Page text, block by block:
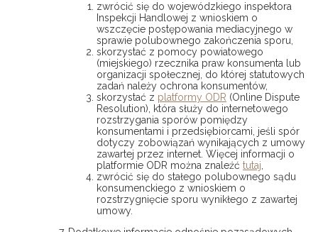
zwrócić się do wojewódzkiego inspektora
Inspekcji Handlowej z wnioskiem o
wszczęcie postępowania mediacyjnego w
sprawie polubownego zakończenia sporu,
skorzystać z pomocy powiatowego
(miejskiego) rzecznika praw konsumenta lub
organizacji społecznej, do której statutowych
zadań należy ochrona konsumentów,
skorzystać z platformy ODR (Online Dispute
Resolution), która służy do internetowego
rozstrzygania sporów pomiędzy
konsumentami i przedsiębiorcami, jeśli spór
dotyczy zobowiązań wynikających z umowy
zawartej przez internet. Więcej informacji o
platformie ODR można znaleźć tutaj
zwrócić się do stałego polubownego sądu
konsumenckiego z wnioskiem o
rozstrzygnięcie sporu wynikłego z zawartej
umowy.